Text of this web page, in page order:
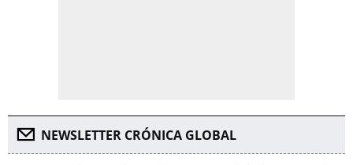
NEWSLETTER CRÓNICA GLOBAL